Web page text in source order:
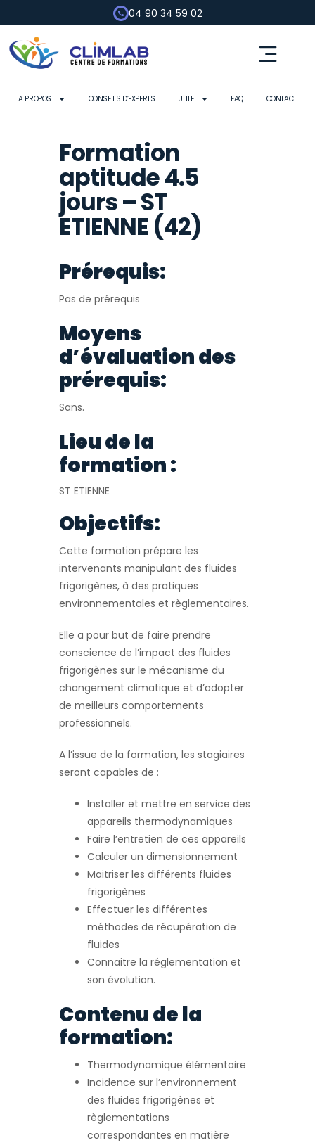
04 90 34 59 02
A PROPOS CONSEILS D’EXPERTS UTILE FAQ CONTACT
Formation
aptitude 4.5
jours – ST
ETIENNE (42)
Prérequis:
Pas de prérequis
Moyens
d’évaluation des
prérequis:
Sans.
Lieu de la
formation :
ST ETIENNE
Objectifs:
Cette formation prépare les
intervenants manipulant des fluides
frigorigènes, à des pratiques
environnementales et règlementaires.
Elle a pour but de faire prendre
conscience de l’impact des fluides
frigorigènes sur le mécanisme du
changement climatique et d’adopter
de meilleurs comportements
professionnels.
A l’issue de la formation, les stagiaires
seront capables de :
Installer et mettre en service des
appareils thermodynamiques
Faire l’entretien de ces appareils
Calculer un dimensionnement
Maitriser les différents fluides
frigorigènes
Effectuer les différentes
méthodes de récupération de
fluides
Connaitre la réglementation et
son évolution.
Contenu de la
formation:
Thermodynamique élémentaire
Incidence sur l’environnement
des fluides frigorigènes et
règlementations
correspondantes en matière